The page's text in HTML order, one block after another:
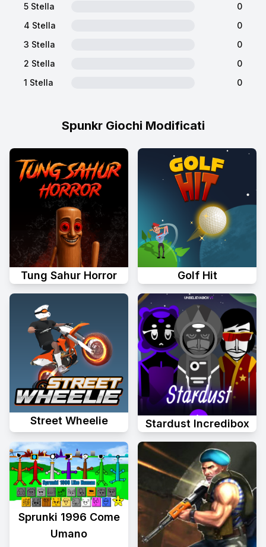
Spunkr Giochi Modificati
Tung Sahur Horror Golf Hit
Street Wheelie Stardust Incredibox
Sprunki 1996 Come
Umano
5 Stella
0
4 Stella
0
3 Stella
0
2 Stella
0
1 Stella
0